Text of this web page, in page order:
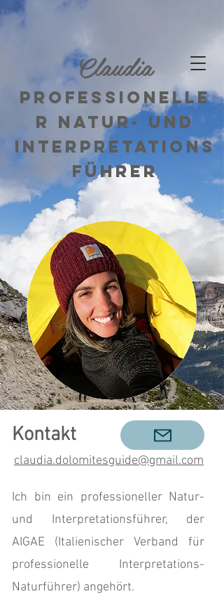
Claudia
Professionelle
r Natur- und
Interpretations
führer
Kontakt
claudia.dolomitesguide@gmail.com
Ich bin ein professioneller Natur-
und Interpretationsführer, der
AIGAE (Italienischer Verband für
professionelle Interpretations-
Naturführer) angehört.